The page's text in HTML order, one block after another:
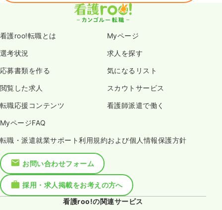
看護roo!転職とは Myページ
選考状況 求人を探す
応募書類を作る 気になるリスト
閲覧した求人 スカウトサービス
転職応援コンテンツ 看護師派遣で働く
MyページFAQ
転職・派遣就業サポート利用規約および個人情報保護方針
お問い合わせフォーム
採用・求人掲載をお考えの方へ
看護roo!の関連サービス